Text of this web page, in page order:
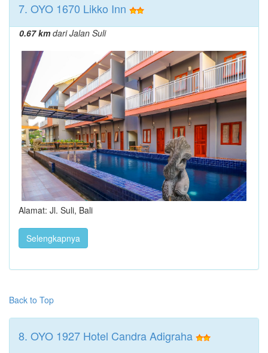
7. OYO 1670 Likko Inn
0.67 kmdari Jalan Suli
Alamat: Jl. Suli, Bali
Selengkapnya
Back to Top
8. OYO 1927 Hotel Candra Adigraha